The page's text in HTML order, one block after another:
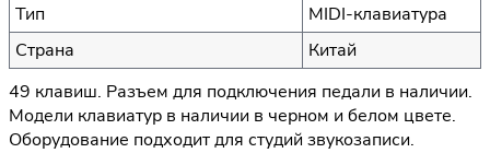
Тип
MIDI-клавиатура
Страна
Китай
49 клавиш. Разъем для подключения педали в наличии.
Модели клавиатур в наличии в черном и белом цвете.
Оборудование подходит для студий звукозаписи.